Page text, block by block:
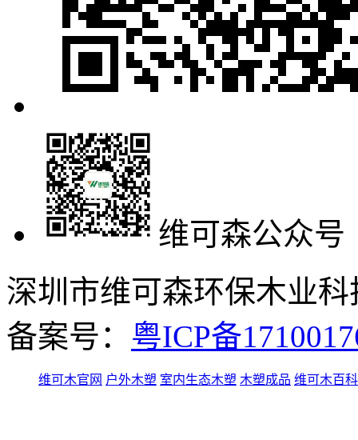
维可森公众号
深圳市维可森环保木业
备案号： 粤ICP备
维可木官网 户外木塑 室内生态木塑 木塑成品 维可木百科